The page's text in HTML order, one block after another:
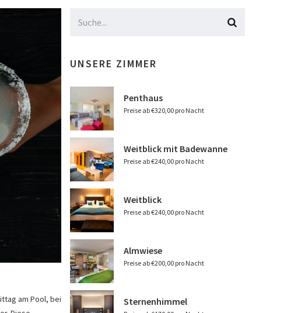
am Pool, bei
UNSERE ZIMMER
Penthaus
Preise ab €320,00 pro Nacht
Weitblick mit Badewanne
Preise ab €240,00 pro Nacht
Weitblick
Preise ab €240,00 pro Nacht
Almwiese
Preise ab €200,00 pro Nacht
Sternenhimmel